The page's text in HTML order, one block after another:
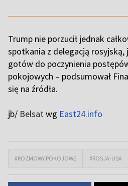
Trump nie porzucił jednak
spotkania z delegacją rosyjską,
gotów do poczynienia
pokojowych – podsumował
się na źródła.
jb/ Belsatwg East24.info
#ROZMOWY POKOJOWE #ROSJA-USA